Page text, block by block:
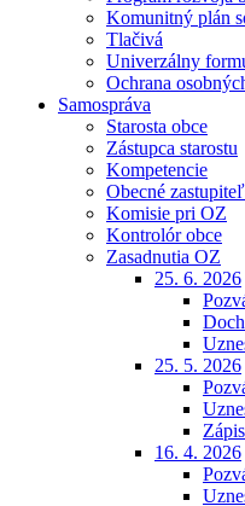
Komunitný plán
Tlačivá
Univerzálny
Ochrana
Samospráva
Starosta obce
Zástupca starostu
Kompetencie
Obecné
Komisie pri OZ
Kontrolór obce
Zasadnutia OZ
25. 6. 2026
25. 5. 2026
16. 4. 2026